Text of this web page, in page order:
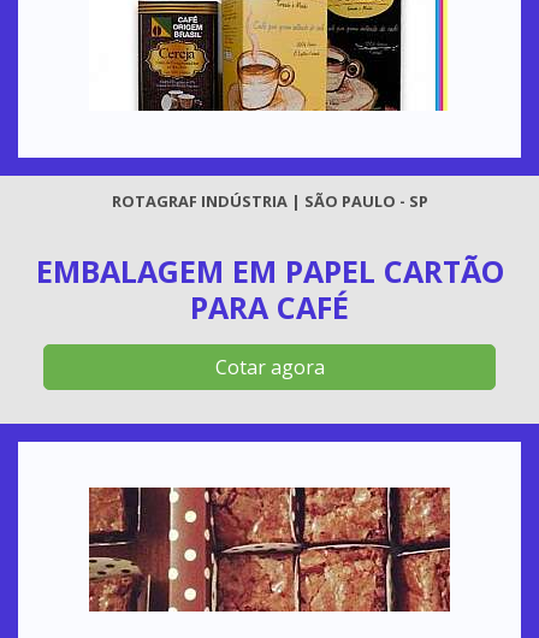
ROTAGRAF INDÚSTRIA | SÃO PAULO - SP
EMBALAGEM EM PAPEL CARTÃO
PARA CAFÉ
Cotar agora